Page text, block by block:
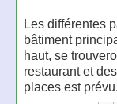
Les différentes
bâtiment
haut, se
restaurant et
places est prévu.